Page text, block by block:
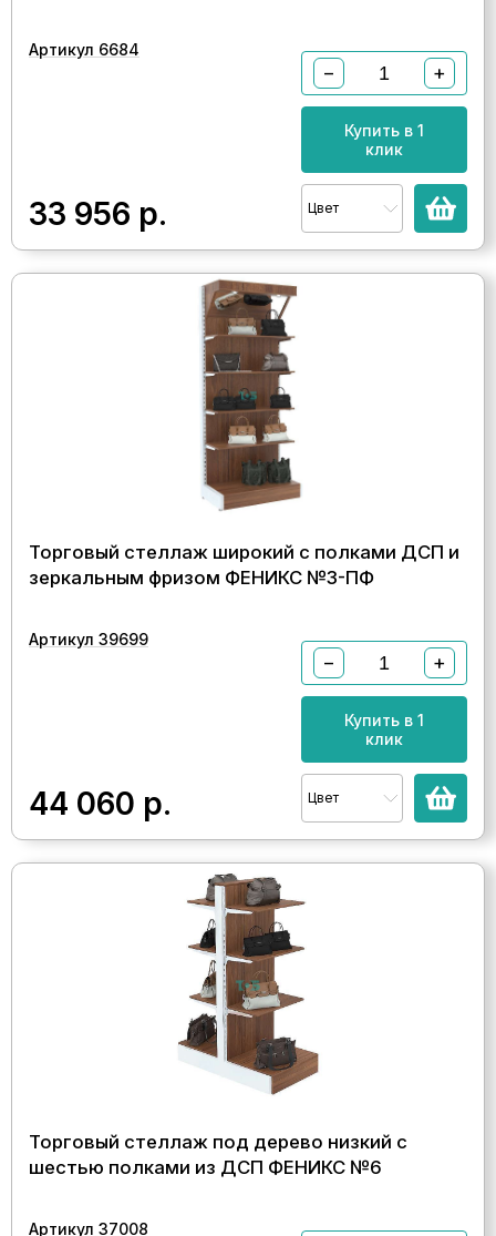
Артикул 6684
33 956 р.
− +
Купить в 1
клик
Цвет
Торговый стеллаж широкий с полками ДСП и
зеркальным фризом ФЕНИКС №3-ПФ
Артикул 39699
44 060 р.
− +
Купить в 1
клик
Цвет
Торговый стеллаж под дерево низкий с
шестью полками из ДСП ФЕНИКС №6
Артикул 37008